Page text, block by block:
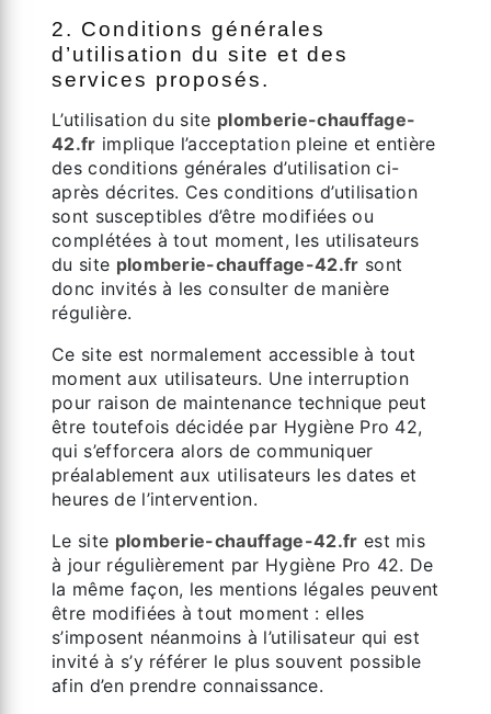
2. Conditions générales
d’utilisation du site et des
services proposés.
L’utilisation du site plomberie-chauffage-
42.fr implique l’acceptation pleine et entière
des conditions générales d’utilisation ci-
après décrites. Ces conditions d’utilisation
sont susceptibles d’être modifiées ou
complétées à tout moment, les utilisateurs
du site plomberie-chauffage-42.fr sont
donc invités à les consulter de manière
régulière.
Ce site est normalement accessible à tout
moment aux utilisateurs. Une interruption
pour raison de maintenance technique peut
être toutefois décidée par Hygiène Pro 42,
qui s’efforcera alors de communiquer
préalablement aux utilisateurs les dates et
heures de l’intervention.
Le site plomberie-chauffage-42.fr est mis
à jour régulièrement par Hygiène Pro 42. De
la même façon, les mentions légales peuvent
être modifiées à tout moment : elles
s’imposent néanmoins à l’utilisateur qui est
invité à s’y référer le plus souvent possible
afin d’en prendre connaissance.